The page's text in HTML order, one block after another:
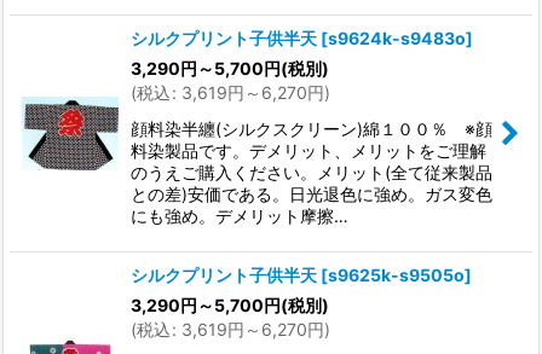
シルクプリント子供半天 [s9624k-s9483o]
3,290円 ～5,700円(税別)
(税込: 3,619円 ～6,270円)
顔料染半纏(シルクスクリーン)綿１００％ ※顔
料染製品です。デメリット、メリットをご理解
のうえご購入ください。メリット(全て従来製品
との差)安価である。日光退色に強め。ガス変色
にも強め。デメリット摩擦…
シルクプリント子供半天 [s9625k-s9505o]
3,290円 ～5,700円(税別)
(税込: 3,619円 ～6,270円)